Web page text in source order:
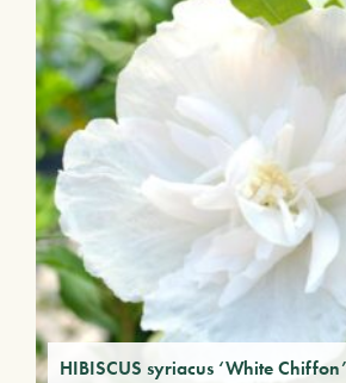
HIBISCUS syriacus ‘White